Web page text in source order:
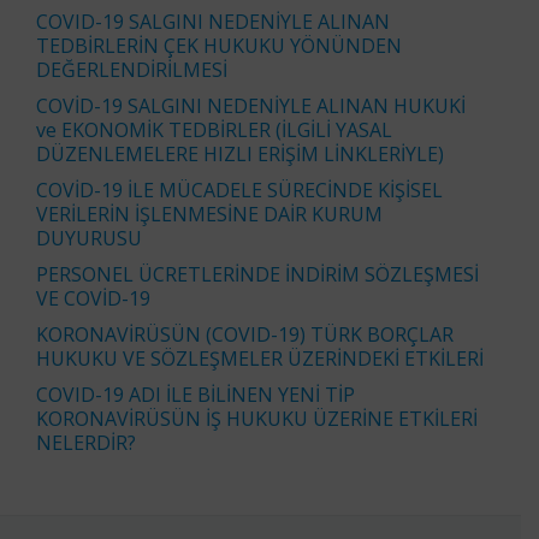
COVID-19 SALGINI NEDENİYLE ALINAN
TEDBİRLERİN ÇEK HUKUKU YÖNÜNDEN
DEĞERLENDİRİLMESİ
COVİD-19 SALGINI NEDENİYLE ALINAN HUKUKİ
ve EKONOMİK TEDBİRLER (İLGİLİ YASAL
DÜZENLEMELERE HIZLI ERİŞİM LİNKLERİYLE)
COVİD-19 İLE MÜCADELE SÜRECİNDE KİŞİSEL
VERİLERİN İŞLENMESİNE DAİR KURUM
DUYURUSU
PERSONEL ÜCRETLERİNDE İNDİRİM SÖZLEŞMESİ
VE COVİD-19
KORONAVİRÜSÜN (COVID-19) TÜRK BORÇLAR
HUKUKU VE SÖZLEŞMELER ÜZERİNDEKİ ETKİLERİ
COVID-19 ADI İLE BİLİNEN YENİ TİP
KORONAVİRÜSÜN İŞ HUKUKU ÜZERİNE ETKİLERİ
NELERDİR?